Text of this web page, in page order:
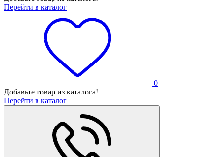
Перейти в каталог
0
Добавьте товар из каталога!
Перейти в каталог